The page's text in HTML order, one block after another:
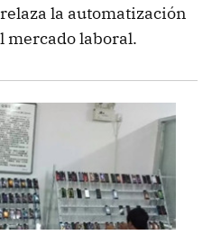
la automatización
mercado laboral.